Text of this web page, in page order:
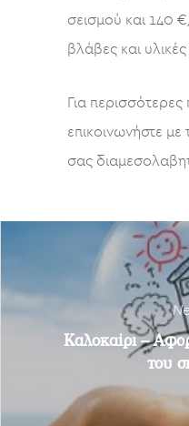
σεισμού και 140
βλάβες και υλικές
Για
επικοινωνήστε
σας
Καλοκαίρι –
του